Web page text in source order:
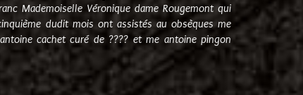
Mademoiselle Véronique dame Rougemont qui
dudit mois ont assistés au obsèques me
cachet curé de ???? et me antoine pingon